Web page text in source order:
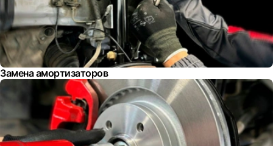
Замена амортизаторов